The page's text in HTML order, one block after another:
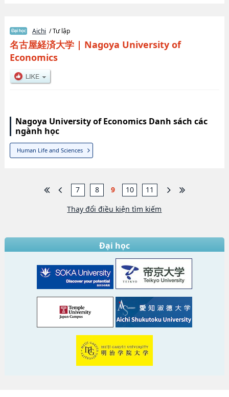
Aichi / Tư lập
名古屋経済大学| Nagoya University of
Economics
Nagoya University of Economics Danh sách các
ngành học
Human Life and Sciences
7 8 9 10 11
Thay đổi điều kiện tìm kiếm
Đại học